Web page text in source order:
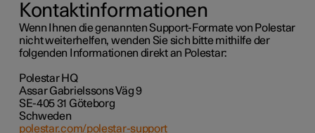
Kontaktinformationen
Wenn Ihnen die genannten Support-Formate von Polestar
nicht weiterhelfen, wenden Sie sich bitte mithilfe der
folgenden Informationen direkt an Polestar:
Polestar HQ
Assar Gabrielssons Väg 9
SE-405 31 Göteborg
Schweden
polestar.com/polestar-support